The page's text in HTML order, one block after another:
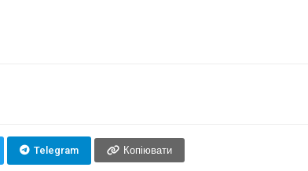
Telegram Копіювати